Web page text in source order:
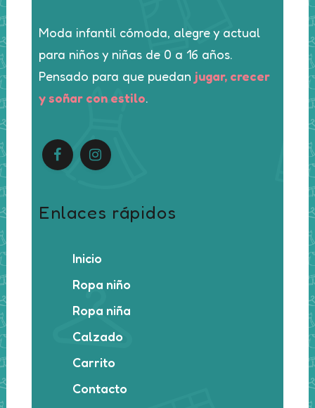
Moda infantil cómoda, alegre y actual
para niños y niñas de 0 a 16 años.
Pensado para que puedan jugar, crecer
y soñar con estilo.
Enlaces rápidos
Inicio
Ropa niño
Ropa niña
Calzado
Carrito
Contacto